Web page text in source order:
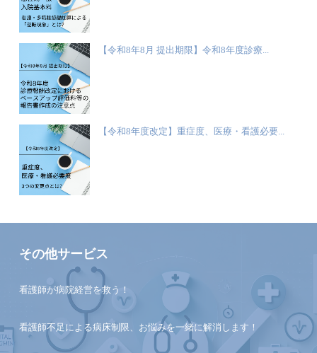
【令和8年8月 提出期限】令和8年度診療...
【令和8年度改定】重症度、医療・看護必要...
その他サービス
看護師が病院経営を救う！
看護師不足による病床制限、お悩みを一緒に解消します！